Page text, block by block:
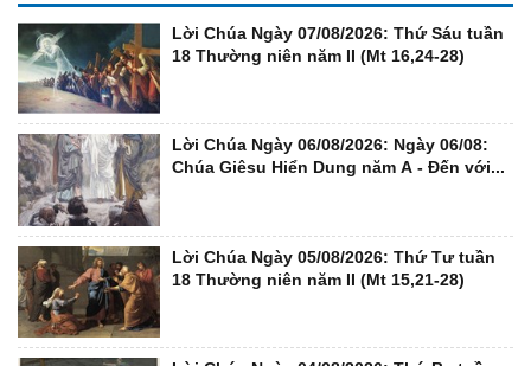
Lời Chúa Ngày 07/08/2026: Thứ Sáu tuần
18 Thường niên năm II (Mt 16,24-28)
Lời Chúa Ngày 06/08/2026: Ngày 06/08:
Chúa Giêsu Hiển Dung năm A - Đến với...
Lời Chúa Ngày 05/08/2026: Thứ Tư tuần
18 Thường niên năm II (Mt 15,21-28)